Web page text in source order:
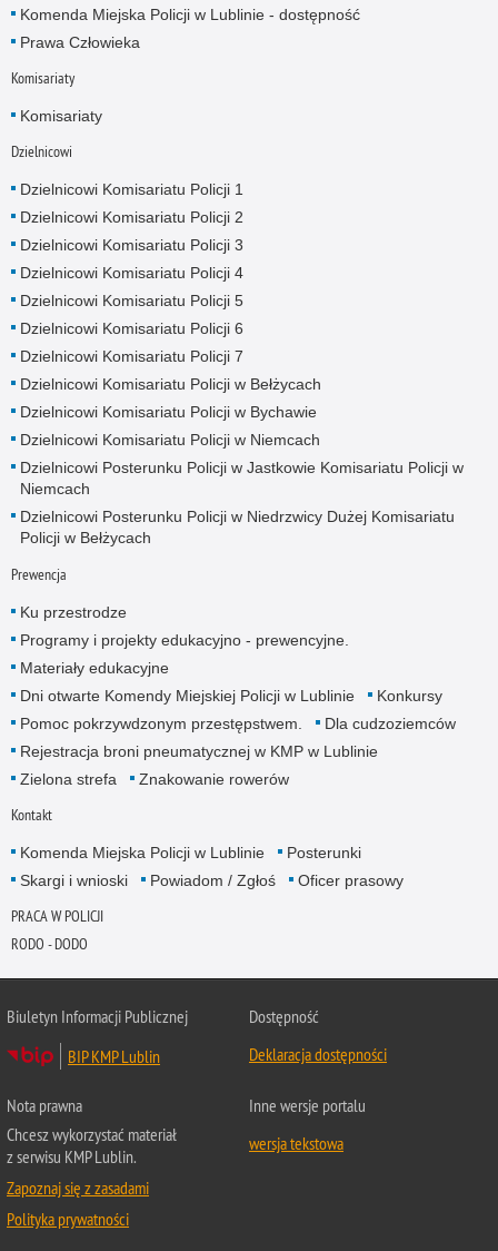
Komenda Miejska Policji w Lublinie - dostępność
Prawa Człowieka
Komisariaty
Komisariaty
Dzielnicowi
Dzielnicowi Komisariatu Policji 1
Dzielnicowi Komisariatu Policji 2
Dzielnicowi Komisariatu Policji 3
Dzielnicowi Komisariatu Policji 4
Dzielnicowi Komisariatu Policji 5
Dzielnicowi Komisariatu Policji 6
Dzielnicowi Komisariatu Policji 7
Dzielnicowi Komisariatu Policji w Bełżycach
Dzielnicowi Komisariatu Policji w Bychawie
Dzielnicowi Komisariatu Policji w Niemcach
Dzielnicowi Posterunku Policji w Jastkowie Komisariatu Policji w
Niemcach
Dzielnicowi Posterunku Policji w Niedrzwicy Dużej Komisariatu
Policji w Bełżycach
Prewencja
Ku przestrodze
Programy i projekty edukacyjno - prewencyjne.
Materiały edukacyjne
Dni otwarte Komendy Miejskiej Policji w Lublinie
Konkursy
Pomoc pokrzywdzonym przestępstwem.
Dla cudzoziemców
Rejestracja broni pneumatycznej w KMP w Lublinie
Zielona strefa
Znakowanie rowerów
Kontakt
Komenda Miejska Policji w Lublinie
Posterunki
Skargi i wnioski
Powiadom / Zgłoś Oficer prasowy
PRACA W POLICJI
RODO - DODO
Biuletyn Informacji Publicznej
BIP KMP Lublin
Dostępność
Deklaracja dostępności
Nota prawna
Chcesz wykorzystać materiał
z serwisu KMP Lublin.
Zapoznaj się z zasadami
Polityka prywatności
Inne wersje portalu
wersja tekstowa